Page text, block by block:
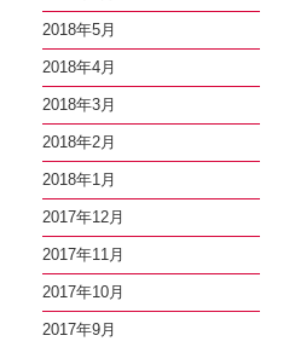
2018年5月
2018年4月
2018年3月
2018年2月
2018年1月
2017年12月
2017年11月
2017年10月
2017年9月